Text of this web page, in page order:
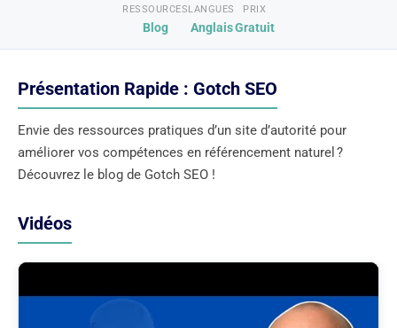
RESSOURCES
Blog
LANGUES
Anglais
PRIX
Gratuit
Présentation Rapide : Gotch SEO
Envie des ressources pratiques d’un site d’autorité pour
améliorer vos compétences en référencement naturel ?
Découvrez le blog de Gotch SEO !
Vidéos